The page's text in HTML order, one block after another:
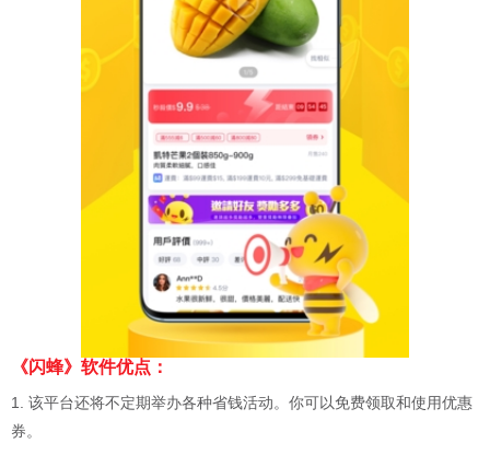
《闪蜂》软件优点：
1. 该平台还将不定期举办各种省钱活动。你可以免费领取和使用优惠
券。